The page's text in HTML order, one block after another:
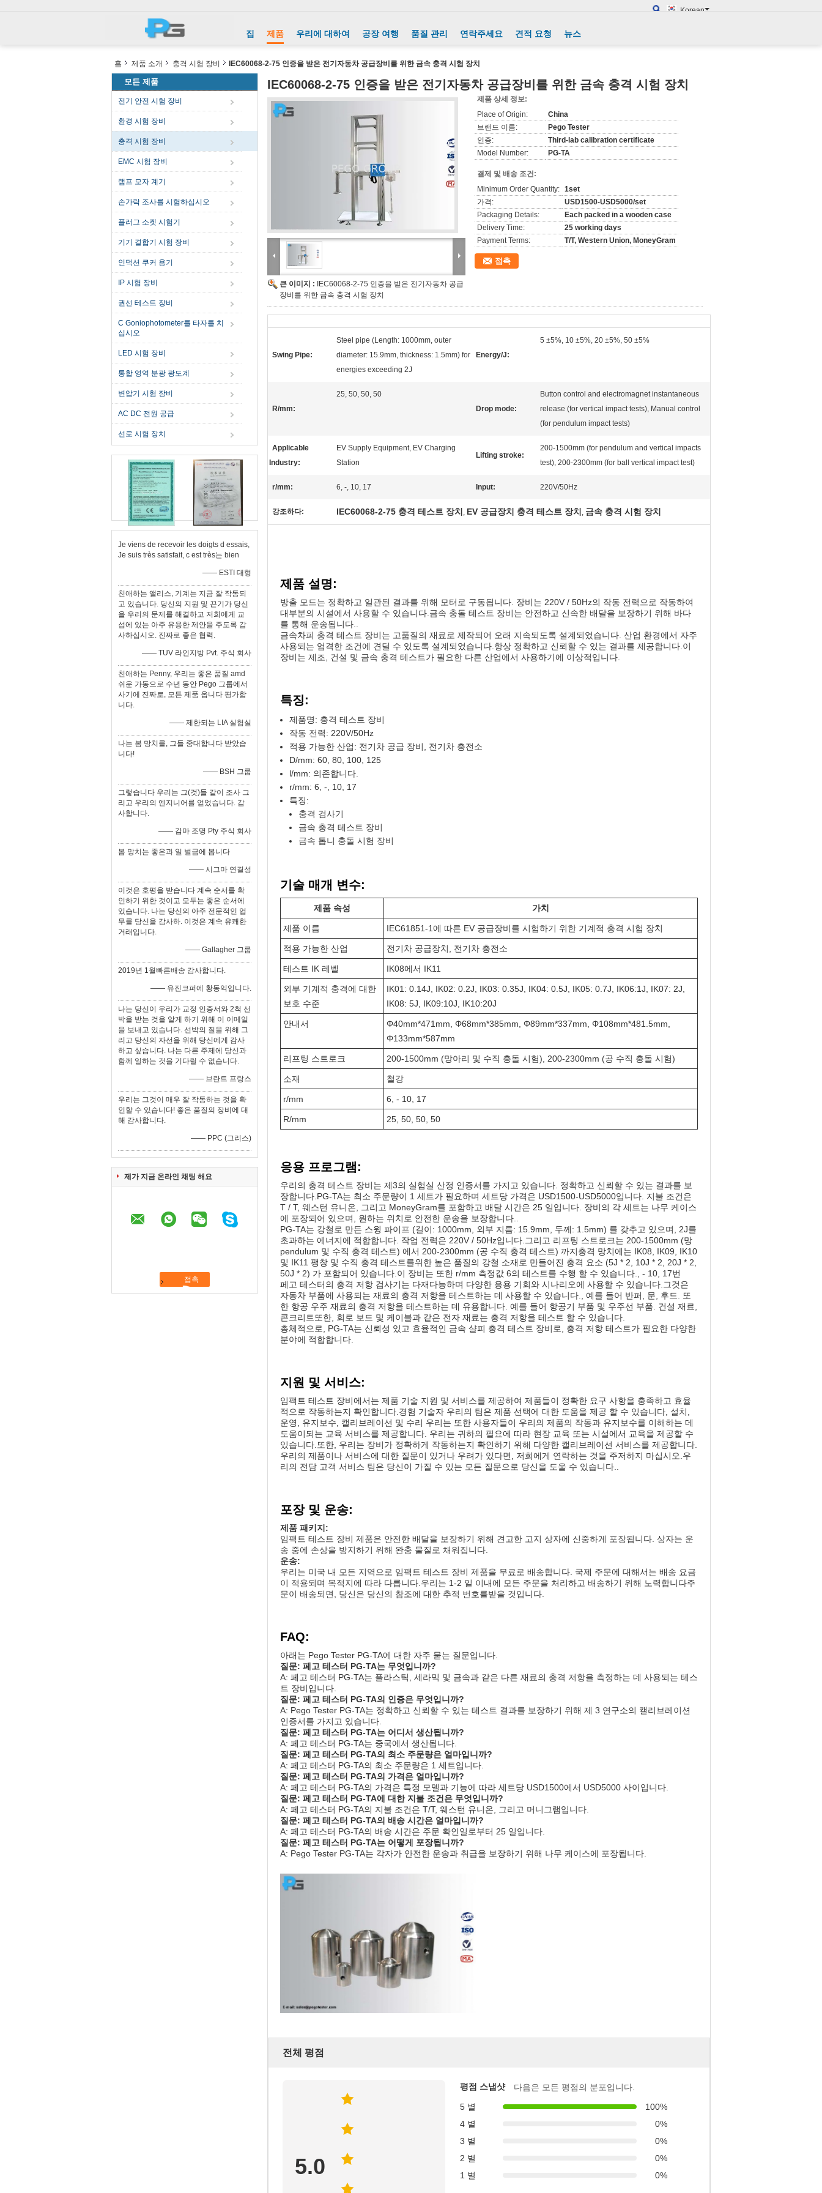
Korean
집 제품 우리에 대하여 공장 여행 품질 관리 연락주세요 견적 요청 뉴스
홈 제품 소개 충격 시험 장비 IEC60068-2-75 인증을 받은 전기자동차 공급장비를 위한 금속 충격 시험 장치
모든 제품
전기 안전 시험 장비
환경 시험 장비
충격 시험 장비
EMC 시험 장비
램프 모자 계기
손가락 조사를 시험하십시오
플러그 소켓 시험기
기기 결합기 시험 장비
인덕션 쿠커 용기
IP 시험 장비
권선 테스트 장비
C Goniophotometer를 타자를 치
십시오
LED 시험 장비
통합 영역 분광 광도계
변압기 시험 장비
AC DC 전원 공급
선로 시험 장치
Je viens de recevoir les doigts d essais,
Je suis très satisfait, c est très는 bien
—— ESTI 대형
친애하는 앨리스, 기계는 지금 잘 작동되
고 있습니다. 당신의 지원 및 끈기가 당신
을 우리의 문제를 해결하고 저희에게 교
섭에 있는 아주 유용한 제안을 주도록 감
사하십시오. 진짜로 좋은 협력.
—— TUV 라인지방 Pvt. 주식 회사
친애하는 Penny, 우리는 좋은 품질 amd
쉬운 가동으로 수년 동안 Pego 그룹에서
사기에 진짜로, 모든 제품 옵니다 평가합
니다.
—— 제한되는 LIA 실험실
나는 봄 망치를, 그들 중대합니다 받았습
니다!
—— BSH 그룹
그렇습니다 우리는 그(것)들 같이 조사 그
리고 우리의 엔지니어를 얻었습니다. 감
사합니다.
—— 감마 조명 Pty 주식 회사
봄 망치는 좋은과 일 벌금에 봅니다
—— 시그마 연결성
이것은 호평을 받습니다 계속 순서를 확
인하기 위한 것이고 모두는 좋은 순서에
있습니다. 나는 당신의 아주 전문적인 업
무를 당신을 감사하. 이것은 계속 유쾌한
거래입니다.
—— Gallagher 그룹
2019년 1월빠른배송 감사합니다.
—— 유진코퍼에 황동익입니다.
나는 당신이 우리가 교정 인증서와 2척 선
박을 받는 것을 알게 하기 위해 이 이메일
을 보내고 있습니다. 선박의 질을 위해 그
리고 당신의 자선을 위해 당신에게 감사
하고 싶습니다. 나는 다른 주제에 당신과
함께 일하는 것을 기다릴 수 없습니다.
—— 브란트 프랑스
우리는 그것이 매우 잘 작동하는 것을 확
인할 수 있습니다! 좋은 품질의 장비에 대
해 감사합니다.
—— PPC (그리스)
제가 지금 온라인 채팅 해요
IEC60068-2-75 인증을 받은 전기자동차 공급장비를 위한 금속 충격 시험 장치
큰 이미지 :
IEC60068-2-75 인증을 받은 전기자동차 공급
장비를 위한 금속 충격 시험 장치
제품 상세 정보:
Place of Origin:
China
브랜드 이름:
Pego Tester
인증:
Third-lab calibration certificate
Model Number:
PG-TA
결제 및 배송 조건:
Minimum Order Quantity: 1set
가격:
USD1500-USD5000/set
Packaging Details:
Each packed in a wooden case
Delivery Time:
25 working days
Payment Terms:
T/T, Western Union, MoneyGram
접촉
Swing Pipe:
Steel pipe (Length: 1000mm, outer
diameter: 15.9mm, thickness: 1.5mm) for
energies exceeding 2J
Energy/J:
5 ±5%, 10 ±5%, 20 ±5%, 50 ±5%
R/mm:
25, 50, 50, 50
Drop mode:
Button control and electromagnet instantaneous
release (for vertical impact tests), Manual control
(for pendulum impact tests)
Applicable
Industry:
EV Supply Equipment, EV Charging
Station
Lifting stroke:
200-1500mm (for pendulum and vertical impacts
test), 200-2300mm (for ball vertical impact test)
r/mm: 6, -, 10, 17 Input: 220V/50Hz
강조하다: IEC60068-2-75 충격 테스트 장치 , EV 공급장치 충격 테스트 장치 , 금속 충격 시험 장치
제품 설명:
방출 모드는 정확하고 일관된 결과를 위해 모터로 구동됩니다. 장비는 220V / 50Hz의 작동 전력으로 작동하여
대부분의 시설에서 사용할 수 있습니다.금속 충돌 테스트 장비는 안전하고 신속한 배달을 보장하기 위해 바다
를 통해 운송됩니다..
금속차피 충격 테스트 장비는 고품질의 재료로 제작되어 오래 지속되도록 설계되었습니다. 산업 환경에서 자주
사용되는 엄격한 조건에 견딜 수 있도록 설계되었습니다.항상 정확하고 신뢰할 수 있는 결과를 제공합니다.이
장비는 제조, 건설 및 금속 충격 테스트가 필요한 다른 산업에서 사용하기에 이상적입니다.
특징:
제품명: 충격 테스트 장비
작동 전력: 220V/50Hz
적용 가능한 산업: 전기차 공급 장비, 전기차 충전소
D/mm: 60, 80, 100, 125
l/mm: 의존합니다.
r/mm: 6, -, 10, 17
특징:
충격 검사기
금속 충격 테스트 장비
금속 톱니 충돌 시험 장비
기술 매개 변수:
제품 속성 가치
제품 이름 IEC61851-1에 따른 EV 공급장비를 시험하기 위한 기계적 충격 시험 장치
적용 가능한 산업 전기차 공급장치, 전기차 충전소
테스트 IK 레벨 IK08에서 IK11
외부 기계적 충격에 대한
보호 수준
IK01: 0.14J, IK02: 0.2J, IK03: 0.35J, IK04: 0.5J, IK05: 0.7J, IK06:1J, IK07: 2J,
IK08: 5J, IK09:10J, IK10:20J
안내서
Φ40mm*471mm, Φ68mm*385mm, Φ89mm*337mm, Φ108mm*481.5mm,
Φ133mm*587mm
리프팅 스트로크 200-1500mm (망아리 및 수직 충돌 시험), 200-2300mm (공 수직 충돌 시험)
소재 철강
r/mm 6, - 10, 17
R/mm 25, 50, 50, 50
응용 프로그램:
우리의 충격 테스트 장비는 제3의 실험실 산정 인증서를 가지고 있습니다. 정확하고 신뢰할 수 있는 결과를 보
장합니다.PG-TA는 최소 주문량이 1 세트가 필요하며 세트당 가격은 USD1500-USD5000입니다. 지불 조건은
T / T, 웨스턴 유니온, 그리고 MoneyGram를 포함하고 배달 시간은 25 일입니다. 장비의 각 세트는 나무 케이스
에 포장되어 있으며, 원하는 위치로 안전한 운송을 보장합니다..
PG-TA는 강철로 만든 스윙 파이프 (길이: 1000mm, 외부 지름: 15.9mm, 두께: 1.5mm) 를 갖추고 있으며, 2J를
초과하는 에너지에 적합합니다. 작업 전력은 220V / 50Hz입니다.그리고 리프팅 스트로크는 200-1500mm (망
pendulum 및 수직 충격 테스트) 에서 200-2300mm (공 수직 충격 테스트) 까지충격 망치에는 IK08, IK09, IK10
및 IK11 팽창 및 수직 충격 테스트를위한 높은 품질의 강철 소재로 만들어진 충격 요소 (5J * 2, 10J * 2, 20J * 2,
50J * 2) 가 포함되어 있습니다.이 장비는 또한 r/mm 측정값 6의 테스트를 수행 할 수 있습니다., - 10, 17번
페고 테스터의 충격 저항 검사기는 다재다능하며 다양한 응용 기회와 시나리오에 사용할 수 있습니다.그것은
자동차 부품에 사용되는 재료의 충격 저항을 테스트하는 데 사용할 수 있습니다., 예를 들어 반퍼, 문, 후드. 또
한 항공 우주 재료의 충격 저항을 테스트하는 데 유용합니다. 예를 들어 항공기 부품 및 우주선 부품. 건설 재료,
콘크리트또한, 회로 보드 및 케이블과 같은 전자 재료는 충격 저항을 테스트 할 수 있습니다.
총체적으로, PG-TA는 신뢰성 있고 효율적인 금속 샬피 충격 테스트 장비로, 충격 저항 테스트가 필요한 다양한
분야에 적합합니다.
지원 및 서비스:
임팩트 테스트 장비에서는 제품 기술 지원 및 서비스를 제공하여 제품들이 정확한 요구 사항을 충족하고 효율
적으로 작동하는지 확인합니다.경험 기술자 우리의 팀은 제품 선택에 대한 도움을 제공 할 수 있습니다, 설치,
운영, 유지보수, 캘리브레이션 및 수리 우리는 또한 사용자들이 우리의 제품의 작동과 유지보수를 이해하는 데
도움이되는 교육 서비스를 제공합니다. 우리는 귀하의 필요에 따라 현장 교육 또는 시설에서 교육을 제공할 수
있습니다.또한, 우리는 장비가 정확하게 작동하는지 확인하기 위해 다양한 캘리브레이션 서비스를 제공합니다.
우리의 제품이나 서비스에 대한 질문이 있거나 우려가 있다면, 저희에게 연락하는 것을 주저하지 마십시오.우
리의 전담 고객 서비스 팀은 당신이 가질 수 있는 모든 질문으로 당신을 도울 수 있습니다..
포장 및 운송:
제품 패키지:
임팩트 테스트 장비 제품은 안전한 배달을 보장하기 위해 견고한 고지 상자에 신중하게 포장됩니다. 상자는 운
송 중에 손상을 방지하기 위해 완충 물질로 채워집니다.
운송:
우리는 미국 내 모든 지역으로 임팩트 테스트 장비 제품을 무료로 배송합니다. 국제 주문에 대해서는 배송 요금
이 적용되며 목적지에 따라 다릅니다.우리는 1-2 일 이내에 모든 주문을 처리하고 배송하기 위해 노력합니다주
문이 배송되면, 당신은 당신의 참조에 대한 추적 번호를받을 것입니다.
FAQ:
아래는 Pego Tester PG-TA에 대한 자주 묻는 질문입니다.
질문: 페고 테스터 PG-TA는 무엇입니까?
A: 페고 테스터 PG-TA는 플라스틱, 세라믹 및 금속과 같은 다른 재료의 충격 저항을 측정하는 데 사용되는 테스
트 장비입니다.
질문: 페고 테스터 PG-TA의 인증은 무엇입니까?
A: Pego Tester PG-TA는 정확하고 신뢰할 수 있는 테스트 결과를 보장하기 위해 제 3 연구소의 캘리브레이션
인증서를 가지고 있습니다.
질문: 페고 테스터 PG-TA는 어디서 생산됩니까?
A: 페고 테스터 PG-TA는 중국에서 생산됩니다.
질문: 페고 테스터 PG-TA의 최소 주문량은 얼마입니까?
A: 페고 테스터 PG-TA의 최소 주문량은 1 세트입니다.
질문: 페고 테스터 PG-TA의 가격은 얼마입니까?
A: 페고 테스터 PG-TA의 가격은 특정 모델과 기능에 따라 세트당 USD1500에서 USD5000 사이입니다.
질문: 페고 테스터 PG-TA에 대한 지불 조건은 무엇입니까?
A: 페고 테스터 PG-TA의 지불 조건은 T/T, 웨스턴 유니온, 그리고 머니그램입니다.
질문: 페고 테스터 PG-TA의 배송 시간은 얼마입니까?
A: 페고 테스터 PG-TA의 배송 시간은 주문 확인일로부터 25 일입니다.
질문: 페고 테스터 PG-TA는 어떻게 포장됩니까?
A: Pego Tester PG-TA는 각자가 안전한 운송과 취급을 보장하기 위해 나무 케이스에 포장됩니다.
전체 평점
5.0
평점 스냅샷
다음은 모든 평점의 분포입니다.
5 별
100%
4 별
0%
3 별
0%
2 별
0%
1 별
0%